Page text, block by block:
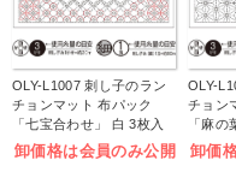
OLY-L1007 刺し子のラン
チョンマット 布パック
「七宝合わせ」 白 3枚入
(袋)
卸価格は会員のみ公開
OLY-
チョン
「麻
入 (袋)
卸価